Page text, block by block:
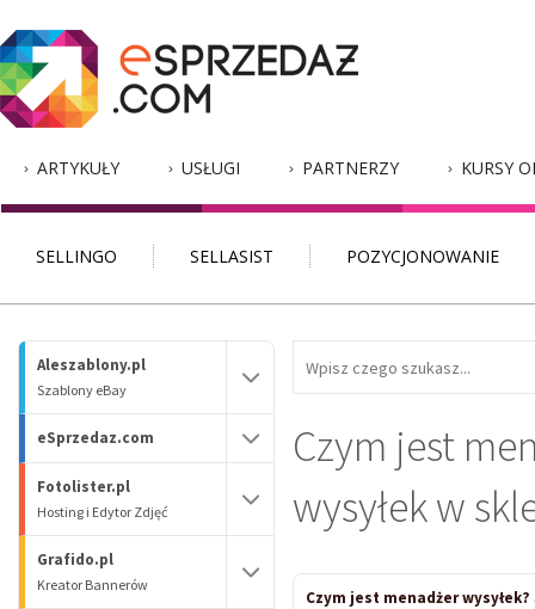
ARTYKUŁY USŁUGI PARTNERZY KURSY
SELLINGO SELLASIST POZYCJONOWANIE
Aleszablony.pl
Szablony eBay
eSprzedaz.com
Fotolister.pl
Hosting i Edytor Zdjęć
Grafido.pl
Kreator Bannerów
Czym jest
wysyłek w
Czym jest menadżer